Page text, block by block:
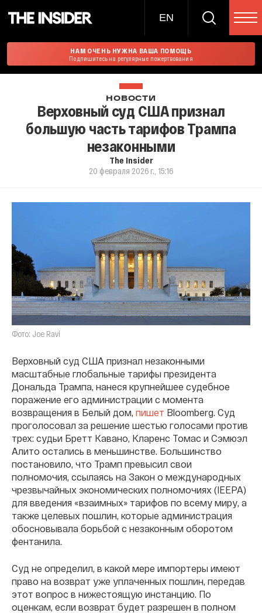
EN
НАМ ОЧЕНЬ НУЖНА ВАША ПОМОЩЬ
Подпишитесь на регулярные пожертвования
НОВОСТИ
Верховный суд США признал
большую часть тарифов Трампа
незаконными
The Insider
20 февраля 2026 г., 15:16
Фото: Joe Ravi
Верховный суд США признал незаконными
масштабные глобальные тарифы президента
Дональда Трампа, нанеся крупнейшее судебное
поражение его администрации с момента
возвращения в Белый дом, пишет Bloomberg. Суд
проголосовал за решение шестью голосами против
трех: судьи Бретт Кавано, Кларенс Томас и Сэмюэл
Алито остались в меньшинстве. Большинство
постановило, что Трамп превысил свои
полномочия, ссылаясь на Закон о международных
чрезвычайных экономических полномочиях (IEEPA)
для введения «взаимных» тарифов по всему миру, а
также целевых пошлин, которые администрация
обосновывала борьбой с незаконным оборотом
фентанила.
Суд не определил, в какой мере импортеры имеют
право на возврат уже уплаченных пошлин, передав
этот вопрос в нижестоящую инстанцию. По
оценкам, если возврат будет разрешен в полном